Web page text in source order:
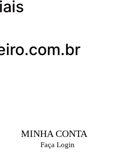
MINHA CONTA
Faça Login